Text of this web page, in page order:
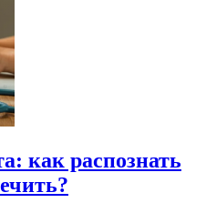
как распознать